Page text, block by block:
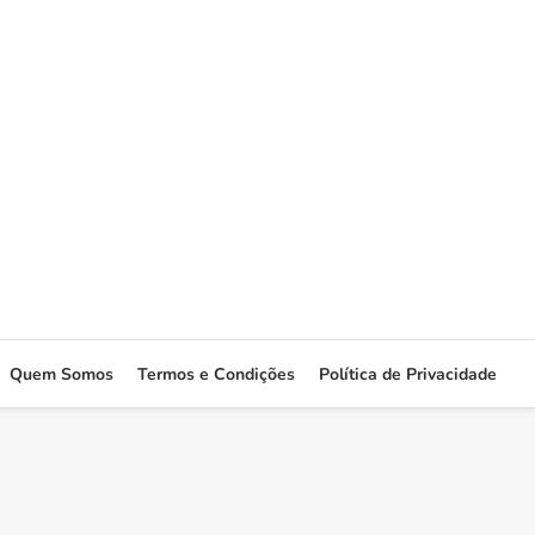
Quem Somos Termos e Condições Política de Privacidade